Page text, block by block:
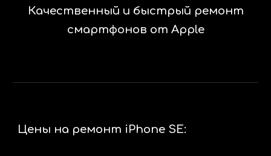
Качественный и быстрый ремонт
смартфонов от Apple
Цены на ремонт iPhone SE: